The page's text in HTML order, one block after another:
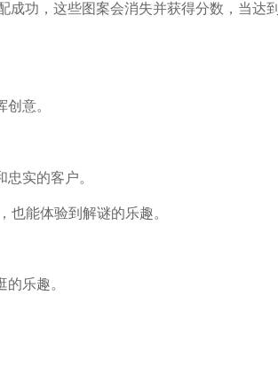
功，这些图案会消失并获得分数，当达到
意。
实的客户。
也能体验到解谜的乐趣。
乐趣。